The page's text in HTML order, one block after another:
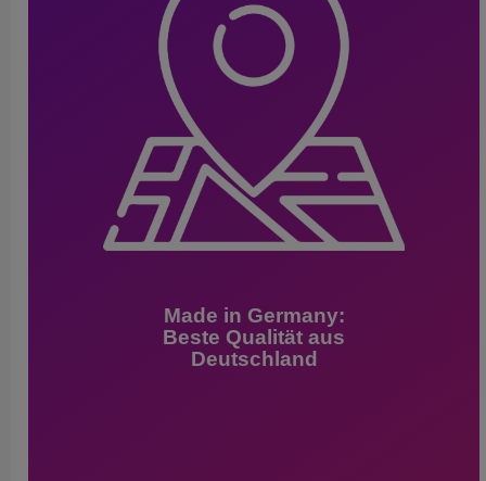
Made in Germany:
Beste Qualität aus
Deutschland